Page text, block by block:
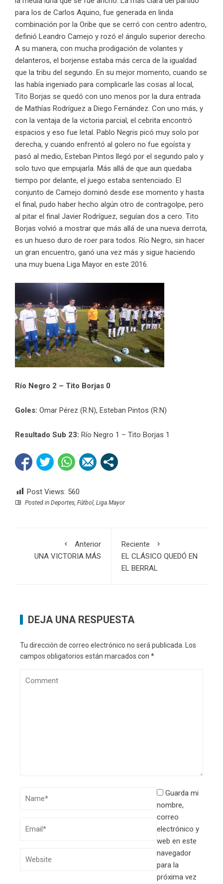
para los de Carlos Aquino, fue generada en linda
combinación por la Oribe que se cerró con centro adentro,
definió Leandro Camejo y rozó el ángulo superior derecho.
A su manera, con mucha prodigación de volantes y
delanteros, el borjense estaba más cerca de la igualdad
que la tribu del segundo. En su mejor momento, cuando se
las había ingeniado para complicarle las cosas al local,
Tito Borjas se quedó con uno menos por la dura entrada
de Mathías Rodríguez a Diego Fernández. Con uno más, y
con la ventaja de la victoria parcial, el cebrita encontró
espacios y eso fue letal. Pablo Negris picó muy solo por
derecha, y cuando enfrentó al golero no fue egoísta y
pasó al medio, Esteban Pintos llegó por el segundo palo y
solo tuvo que empujarla. Más allá de que aun quedaba
tiempo por delante, el juego estaba sentenciado. El
conjunto de Camejo dominó desde ese momento y hasta
el final, pudo haber hecho algún otro de contragolpe, pero
al pitar el final Javier Rodríguez, seguían dos a cero. Tito
Borjas volvió a mostrar que más allá de una nueva derrota,
es un hueso duro de roer para todos. Río Negro, sin hacer
un gran encuentro, ganó una vez más y sigue haciendo
una muy buena Liga Mayor en este 2016.
Río Negro 2 – Tito Borjas 0
Goles: Omar Pérez (R.N), Esteban Pintos (R.N)
Resultado Sub 23: Río Negro 1 – Tito Borjas 1
Post Views: 560
Posted in Deportes, Fútbol, Liga Mayor
Anterior
UNA VICTORIA MÁS
Reciente
EL CLÁSICO QUEDÓ EN
EL BERRAL
DEJA UNA RESPUESTA
Tu dirección de correo electrónico no será publicada. Los
campos obligatorios están marcados con *
Guarda mi
nombre,
correo
electrónico y
web en este
navegador
para la
próxima vez